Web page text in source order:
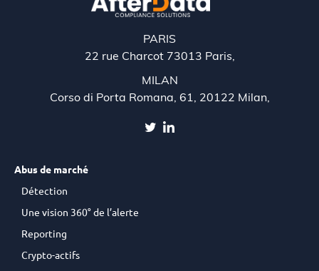
PARIS
22 rue Charcot 73013 Paris,
MILAN
Corso di Porta Romana, 61, 20122 Milan,
Abus de marché
Détection
Une vision 360° de l’alerte
Reporting
Crypto-actifs